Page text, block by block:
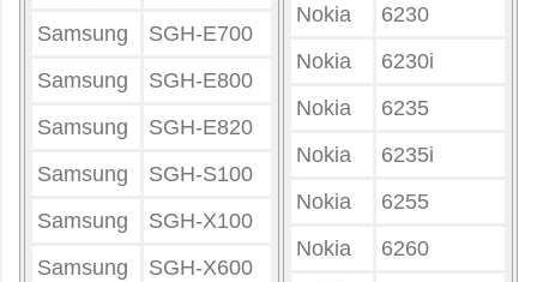
Samsung
SGH-E700
Samsung
SGH-E800
Samsung
SGH-E820
Samsung
SGH-S100
Samsung
SGH-X100
Samsung
SGH-X600
Nokia
6230
Nokia
6230i
Nokia
6235
Nokia
6235i
Nokia
6255
Nokia
6260